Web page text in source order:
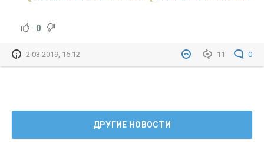
0
11 0
2-03-2019, 16:12
ДРУГИЕ НОВОСТИ